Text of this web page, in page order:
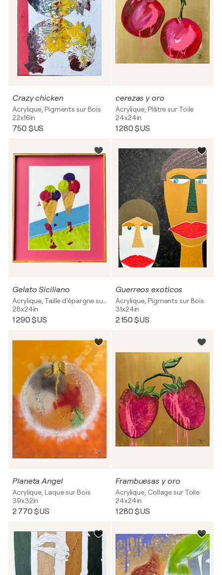
Crazy chicken
Acrylique, Pigments sur Bois
22x16in
750 $US
cerezas y oro
Acrylique, Plâtre sur Toile
24x24in
1 280 $US
Gelato Siciliano
28x24in
1 290 $US
Guerreos exoticos
Acrylique, Pigments sur Bois
31x24in
2 150 $US
Planeta Angel
Acrylique, Laque sur Bois
39x32in
2 770 $US
Frambuesas y oro
Acrylique, Collage sur Toile
24x24in
1 280 $US